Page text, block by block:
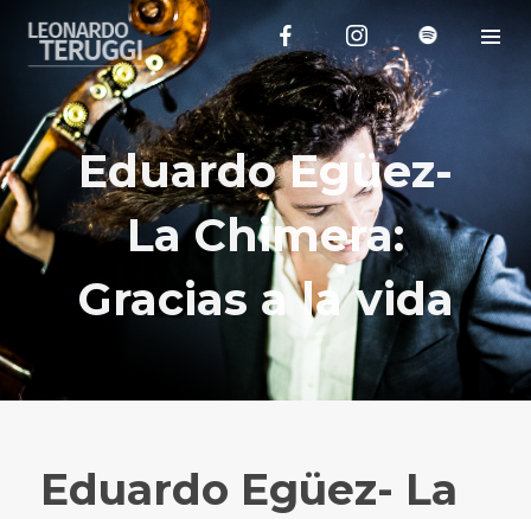
Eduardo Egüez-
La Chimera:
Gracias a la vida
Eduardo Egüez- La